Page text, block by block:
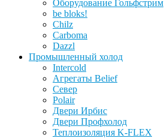
Оборудование Гольфстрим
be bloks!
Chilz
Carboma
Dazzl
Промышленный холод
Intercold
Агрегаты Belief
Север
Polair
Двери Ирбис
Двери Профхолод
Теплоизоляция K-FLEX